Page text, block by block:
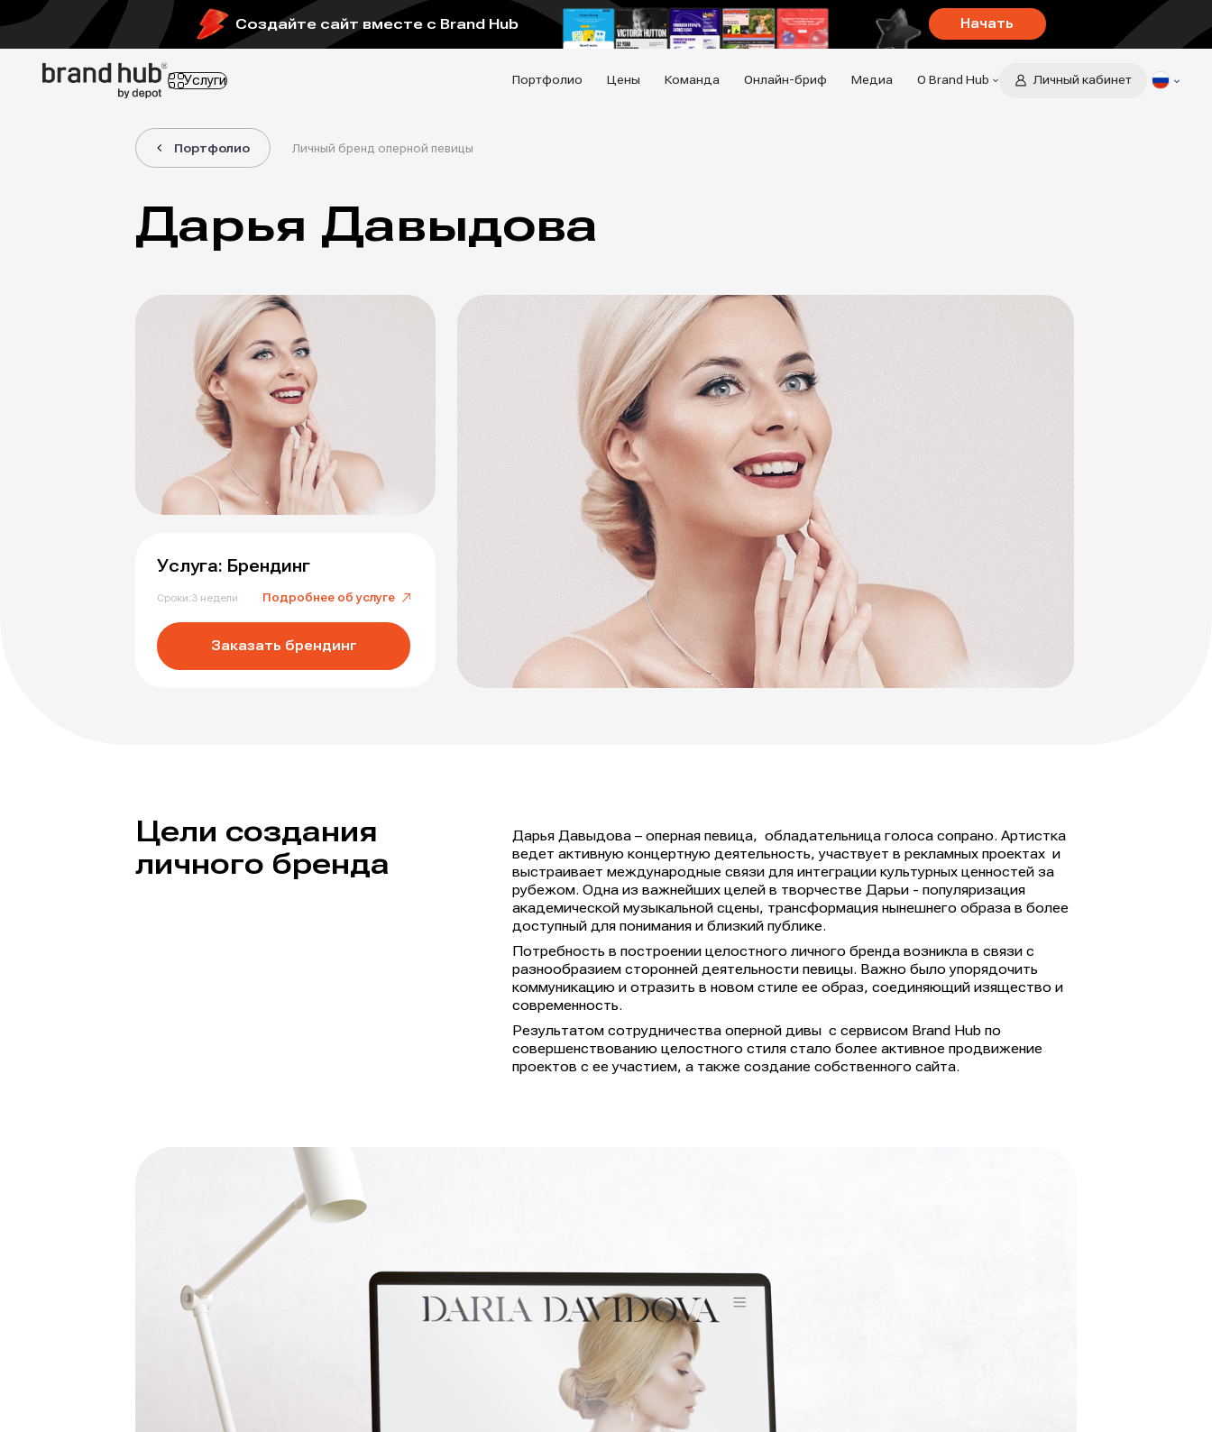
Создайте сайт вместе с Brand Hub Начать
Услуги Портфолио Цены Команда Онлайн-бриф Медиа О Brand Hub Личный кабинет
Портфолио Личный бренд оперной певицы
Дарья Давыдова
Услуга: Брендинг
Сроки:3 недели Подробнее об услуге
Заказать брендинг
Цели создания
личного бренда
Дарья Давыдова – оперная певица, обладательница голоса сопрано. Артистка
ведет активную концертную деятельность, участвует в рекламных проектах и
выстраивает международные связи для интеграции культурных ценностей за
рубежом. Одна из важнейших целей в творчестве Дарьи - популяризация
академической музыкальной сцены, трансформация нынешнего образа в более
доступный для понимания и близкий публике.
Потребность в построении целостного личного бренда возникла в связи с
разнообразием сторонней деятельности певицы. Важно было упорядочить
коммуникацию и отразить в новом стиле ее образ, соединяющий изящество и
современность.
Результатом сотрудничества оперной дивы с сервисом Brand Hub по
совершенствованию целостного стиля стало более активное продвижение
проектов с ее участием, а также создание собственного сайта.